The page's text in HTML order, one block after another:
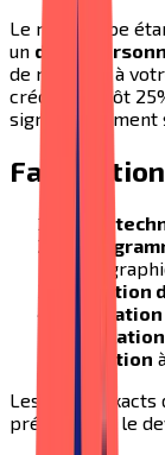
Le rail courbe
un devis
de mesures à
crédit d'impôt
significativement
Visite
Validation
Installation
Formation
Les délais
précisés sur le